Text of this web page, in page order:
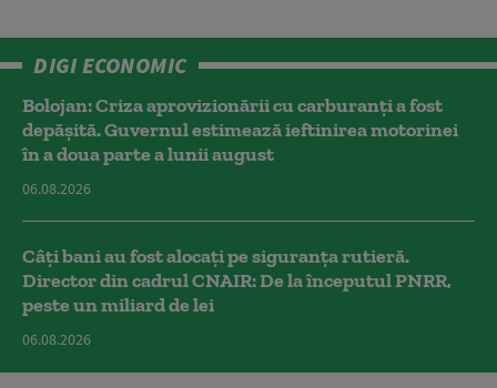
DIGI ECONOMIC
Bolojan: Criza aprovizionării cu carburanți a fost
depășită. Guvernul estimează ieftinirea motorinei
în a doua parte a lunii august
06.08.2026
Câți bani au fost alocați pe siguranța rutieră.
Director din cadrul CNAIR: De la începutul PNRR,
peste un miliard de lei
06.08.2026